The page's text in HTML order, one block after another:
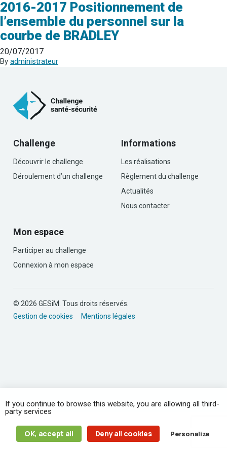
2016-2017 Positionnement de
l’ensemble du personnel sur la
courbe de BRADLEY
20/07/2017
By administrateur
Challenge
Découvrir le challenge
Déroulement d’un challenge
Informations
Les réalisations
Règlement du challenge
Actualités
Nous contacter
Mon espace
Participer au challenge
Connexion à mon espace
© 2026 GESiM. Tous droits réservés.
Gestion de cookies
Mentions légales
If you continue to browse this website, you are allowing all third-
party services
OK, accept all Deny all cookies Personalize